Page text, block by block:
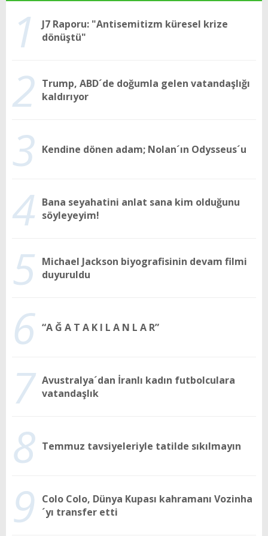
1
J7 Raporu: "Antisemitizm küresel krize
dönüştü"
2 Trump, ABD´de doğumla gelen vatandaşlığı
kaldırıyor
3 Kendine dönen adam; Nolan´ın Odysseus´u
4 Bana seyahatini anlat sana kim olduğunu
söyleyeyim!
5 Michael Jackson biyografisinin devam filmi
duyuruldu
6 “A Ğ A T A K I L A N L A R”
7 Avustralya´dan İranlı kadın futbolculara
vatandaşlık
8 Temmuz tavsiyeleriyle tatilde sıkılmayın
9
Colo Colo, Dünya Kupası kahramanı Vozinha
´yı transfer etti